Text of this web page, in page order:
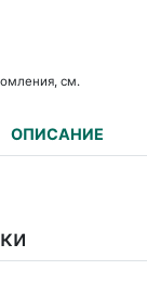
см.
ОПИСАНИЕ